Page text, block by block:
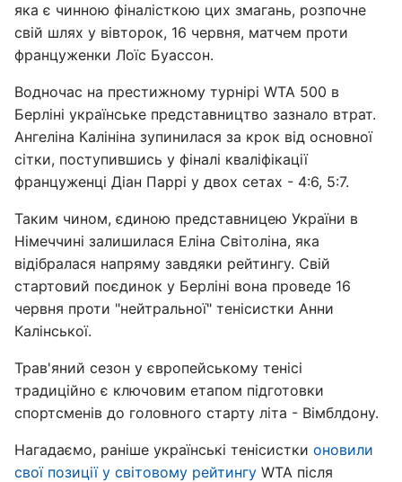
яка є чинною фіналісткою цих змагань, розпочне
свій шлях у вівторок, 16 червня, матчем проти
француженки Лоїс Буассон.
Водночас на престижному турнірі WTA 500 в
Берліні українське представництво зазнало втрат.
Ангеліна Калініна зупинилася за крок від основної
сітки, поступившись у фіналі кваліфікації
француженці Діан Паррі у двох сетах - 4:6, 5:7.
Таким чином, єдиною представницею України в
Німеччині залишилася Еліна Світоліна, яка
відібралася напряму завдяки рейтингу. Свій
стартовий поєдинок у Берліні вона проведе 16
червня проти "нейтральної" тенісистки Анни
Калінської.
Трав'яний сезон у європейському тенісі
традиційно є ключовим етапом підготовки
спортсменів до головного старту літа - Вімблдону.
Нагадаємо, раніше українські тенісистки оновили
свої позиції у світовому рейтингу WTA після